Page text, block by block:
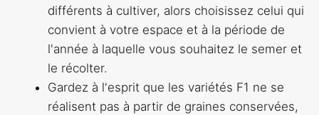
différents à cultiver, alors choisissez celui qui
convient à votre espace et à la période de
l'année à laquelle vous souhaitez le semer et
le récolter.
Gardez à l'esprit que les variétés F1 ne se
réalisent pas à partir de graines conservées,